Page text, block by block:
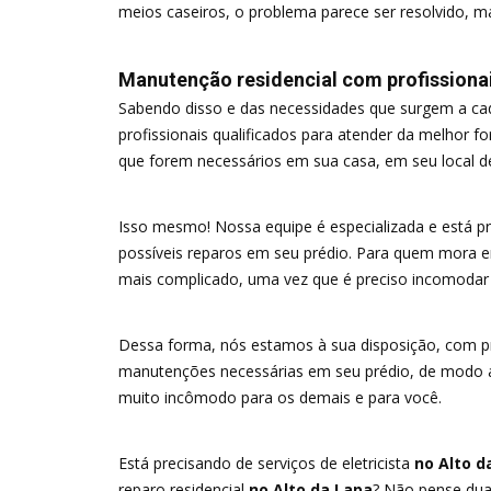
meios caseiros, o problema parece ser resolvido,
Manutenção residencial com
Sabendo disso e das necessidades que surgem a
profissionais qualificados para atender da melhor
que forem necessários em sua casa, em seu local
Isso mesmo! Nossa equipe é especializada e está
possíveis reparos em seu prédio. Para quem mora
mais complicado, uma vez que é preciso
Dessa forma, nós estamos à sua disposição, com
manutenções necessárias em seu prédio, de
muito incômodo para os demais e para você.
Está precisando de serviços de eletricista no Alto